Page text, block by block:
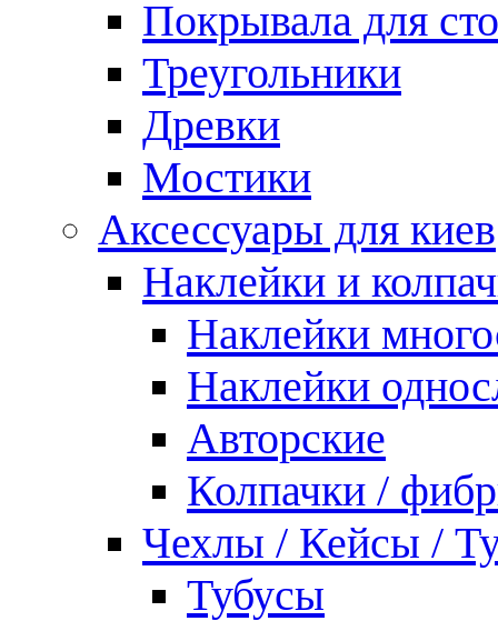
Покрывала для
Треугольники
Древки
Мостики
Аксессуары для киев
Наклейки и
Наклейки
Наклейки
Авторские
Колпачки /
Чехлы / Кейсы /
Тубусы